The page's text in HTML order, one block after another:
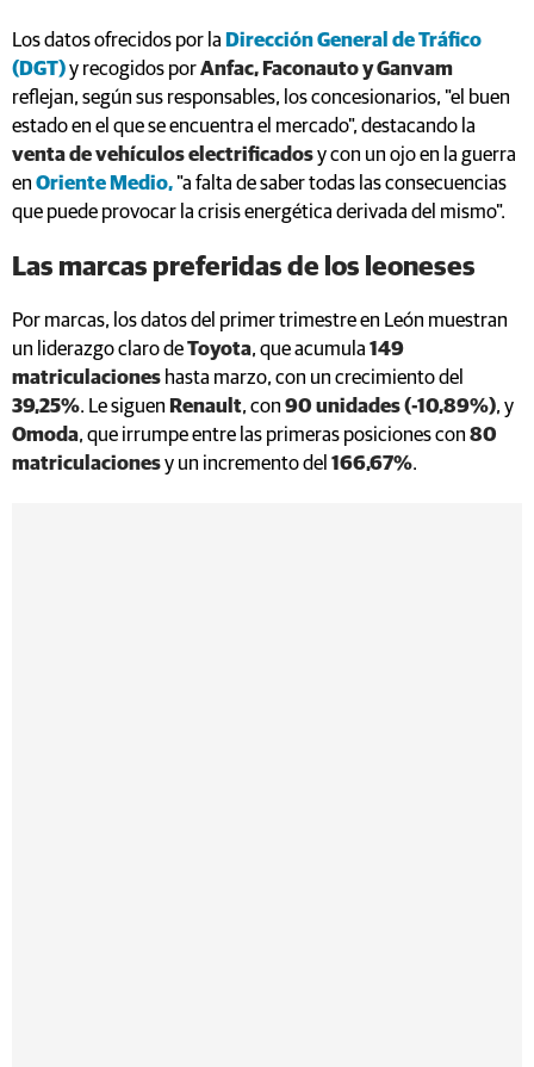
Los datos ofrecidos por la Dirección General de Tráfico
(DGT)y recogidos porAnfac, Faconauto y Ganvam
reflejan, según sus responsables, los concesionarios, "el buen
estado en el que se encuentra el mercado", destacando la
venta de vehículos electrificadosy con un ojo en la guerra
en Oriente Medio, "a falta de saber todas las consecuencias
que puede provocar la crisis energética derivada del mismo".
Las marcas preferidas de los leoneses
Por marcas, los datos del primer trimestre en León muestran
un liderazgo claro deToyota, que acumula 149
matriculaciones hasta marzo, con un crecimiento del
39,25%. Le siguen Renault, con 90 unidades (-10,89%), y
Omoda, que irrumpe entre las primeras posiciones con 80
matriculacionesy un incremento del 166,67%.